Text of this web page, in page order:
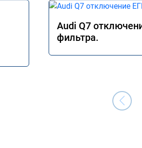
Audi Q7
фильтра.